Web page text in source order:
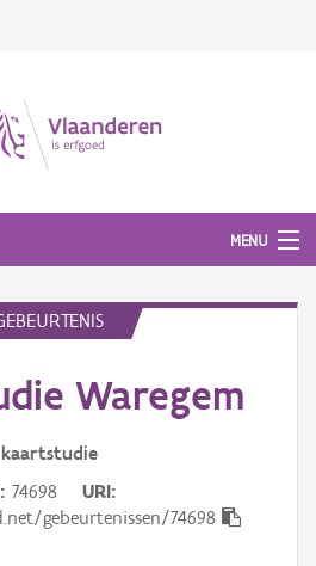
MENU
Waregem
kaartstudie
74698
URI
gebeurtenissen/74698